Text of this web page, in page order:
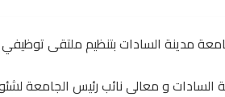
مدينة السادات بتنظيم ملتقى
السادات و معالى نائب رئيس الجامعة